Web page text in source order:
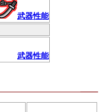
武器性能
武器性能